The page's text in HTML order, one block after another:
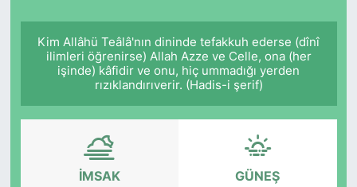
Kim Allâhü Teâlâ'nın dininde tefakkuh ederse (dînî
ilimleri öğrenirse) Allah Azze ve Celle, ona (her
işinde) kâfidir ve onu, hiç ummadığı yerden
rızıklandırıverir. (Hadis-i şerif)
İMSAK GÜNEŞ
Haber Arşivi